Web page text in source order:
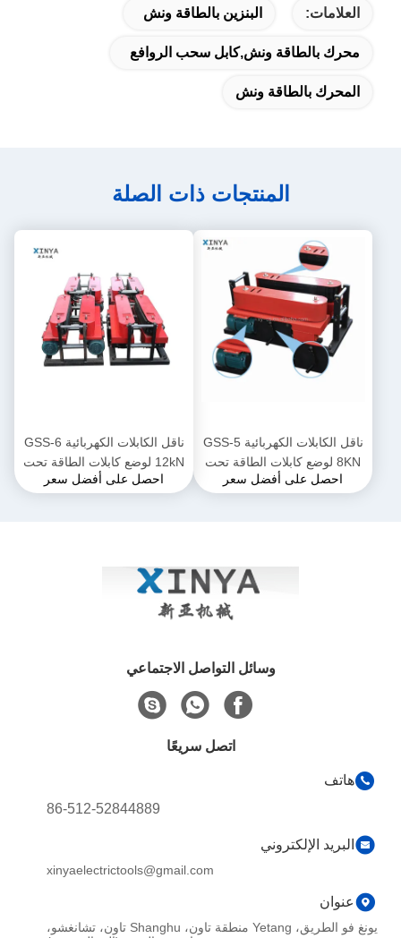
العلامات: البنزين بالطاقة ونش
محرك بالطاقة ونش,كابل سحب الروافع
المحرك بالطاقة ونش
المنتجات ذات الصلة
ناقل الكابلات الكهربائية GSS-5
8KN لوضع كابلات الطاقة تحت
الأرض
احصل على أفضل سعر
ناقل الكابلات الكهربائية GSS-6
12kN لوضع كابلات الطاقة تحت
الأرض
احصل على أفضل سعر
وسائل التواصل الاجتماعي
اتصل سريعًا
هاتف
86-512-52844889
البريد الإلكتروني
xinyaelectrictools@gmail.com
عنوان
يونغ فو الطريق، Yetang منطقة تاون، Shanghu تاون، تشانغشو،